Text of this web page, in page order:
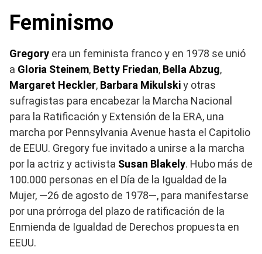
Feminismo
Gregory era un feminista franco y en 1978 se unió
a Gloria Steinem, Betty Friedan, Bella Abzug,
Margaret Heckler, Barbara Mikulskiy otras
sufragistas para encabezar la Marcha Nacional
para la Ratificación y Extensión de la ERA, una
marcha por Pennsylvania Avenue hasta el Capitolio
de EEUU. Gregory fue invitado a unirse a la marcha
por la actriz y activista Susan Blakely. Hubo más de
100.000 personas en el Día de la Igualdad de la
Mujer, —26 de agosto de 1978—, para manifestarse
por una prórroga del plazo de ratificación de la
Enmienda de Igualdad de Derechos propuesta en
EEUU.